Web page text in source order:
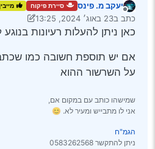
מנותק
יעקב מ. פינס סיירת פיקוח
כתב ב23 באוג׳ 2024, 13:25
נערך לאחרונה על ידי יעקב מ. פינס
כאן ניתן להעלות רעיונות
אם יש תוספת חשובה כמו
על השרשור ההוא
שמישהו כותב עם במקום אם,
אני לו מתבייש ומעיר לא. 😊
הגמ"ח
ניתן להתקשר 0583262568